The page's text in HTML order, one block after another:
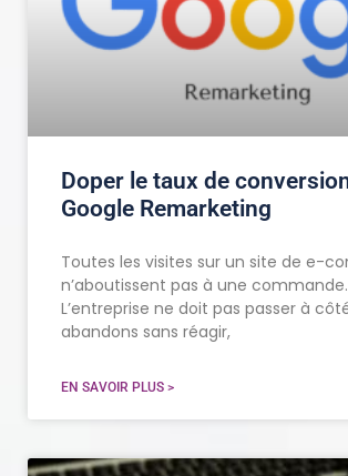
Doper le taux de
Google Remarketing
Toutes les visites sur un site de e-
n’aboutissent pas à une commande.
L’entreprise ne doit pas passer à
abandons sans réagir,
EN SAVOIR PLUS >